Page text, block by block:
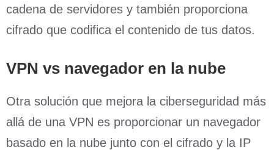
cadena de servidores y también proporciona
cifrado que codifica el contenido de tus datos.
VPN vs navegador en la nube
Otra solución que mejora la ciberseguridad más
allá de una VPN es proporcionar un navegador
basado en la nube junto con el cifrado y la IP